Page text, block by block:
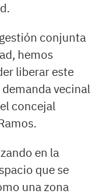
conjunta
hemos
liberar este
vecinal
concejal
en la
que se
una zona